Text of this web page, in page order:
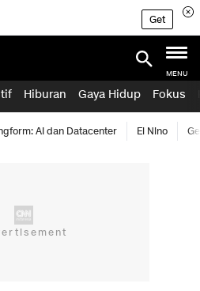
Get
MENU
Hiburan Gaya Hidup Fokus
AI dan Datacenter El Nino